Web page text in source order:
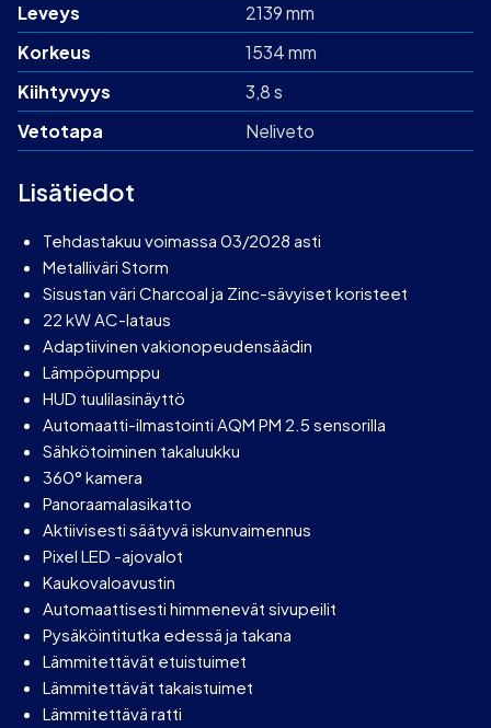
Leveys
2139 mm
Korkeus
1534 mm
Kiihtyvyys
3,8 s
Vetotapa
Neliveto
Lisätiedot
Tehdastakuu voimassa 03/2028 asti
Metalliväri Storm
Sisustan väri Charcoal ja Zinc-sävyiset koristeet
22 kW AC-lataus
Adaptiivinen vakionopeudensäädin
Lämpöpumppu
HUD tuulilasinäyttö
Automaatti-ilmastointi AQM PM 2.5 sensorilla
Sähkötoiminen takaluukku
360° kamera
Panoraamalasikatto
Aktiivisesti säätyvä iskunvaimennus
Pixel LED -ajovalot
Kaukovaloavustin
Automaattisesti himmenevät sivupeilit
Pysäköintitutka edessä ja takana
Lämmitettävät etuistuimet
Lämmitettävät takaistuimet
Lämmitettävä ratti